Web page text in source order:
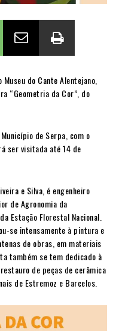
do Cante Alentejano,
“Geometria da Cor”, do
de Serpa, com o
ser visitada até 14 de
e Silva, é engenheiro
de Agronomia da
Estação Florestal Nacional.
se intensamente à pintura e
de obras, em materiais
também se tem dedicado à
de peças de cerâmica
de Estremoz e Barcelos.